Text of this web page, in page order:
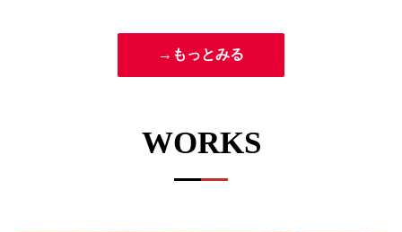
→もっとみる
WORKS